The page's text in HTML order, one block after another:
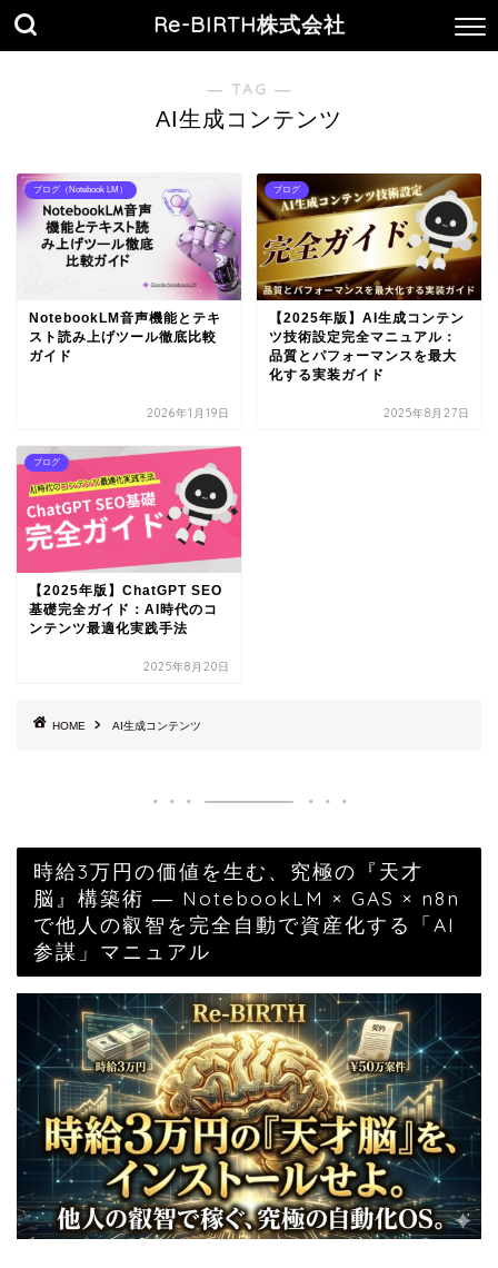
Re-BIRTH株式会社
― TAG ―
AI生成コンテンツ
ブログ（Notebook LM）
NotebookLM音声機能とテキ
スト読み上げツール徹底比較
ガイド
2026年1月19日
ブログ
【2025年版】AI生成コンテン
ツ技術設定完全マニュアル：
品質とパフォーマンスを最大
化する実装ガイド
2025年8月27日
ブログ
【2025年版】ChatGPT SEO
基礎完全ガイド：AI時代のコ
ンテンツ最適化実践手法
2025年8月20日
HOME AI生成コンテンツ
時給3万円の価値を生む、究極の『天才
脳』構築術 ― NotebookLM × GAS × n8n
で他人の叡智を完全自動で資産化する「AI
参謀」マニュアル